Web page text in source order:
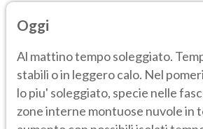
Oggi
Al mattino tempo soleggiato.
stabili o in leggero calo. Nel
lo piu' soleggiato, specie nelle
zone interne montuose nuvole in